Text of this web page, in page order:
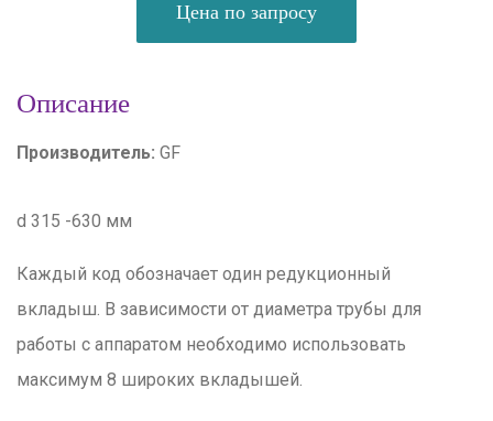
Цена по запросу
Описание
Производитель: GF
d 315 -630 мм
Каждый код обозначает один редукционный
вкладыш. В зависимости от диаметра трубы для
работы с аппаратом необходимо использовать
максимум 8 широких вкладышей.